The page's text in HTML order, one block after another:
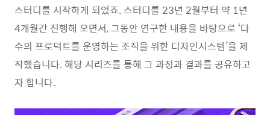
스터디를 시작하게 되었죠. 스터디를 23년 2월부터 약 1년
4개월간 진행해 오면서, 그동안 연구한 내용을 바탕으로 ‘다
수의 프로덕트를 운영하는 조직을 위한 디자인시스템’을 제
작했습니다. 해당 시리즈를 통해 그 과정과 결과를 공유하고
자 합니다.